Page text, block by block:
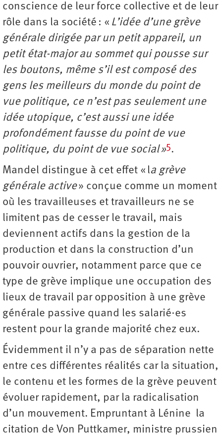
conscience de leur force collective et de leur
rôle dans la société : « L’idée d’une grève
générale dirigée par un petit appareil, un
petit état-major au sommet qui pousse sur
les boutons, même s’il est composé des
gens les meilleurs du monde du point de
vue politique, ce n’est pas seulement une
idée utopique, c’est aussi une idée
profondément fausse du point de vue
politique, du point de vue social »5.
Mandel distingue à cet effet « la grève
générale active» conçue comme un moment
où les travailleuses et travailleurs ne se
limitent pas de cesser le travail, mais
deviennent actifs dans la gestion de la
production et dans la construction d’un
pouvoir ouvrier, notamment parce que ce
type de grève implique une occupation des
lieux de travail par opposition à une grève
générale passive quand les salarié·es
restent pour la grande majorité chez eux.
Évidemment il n’y a pas de séparation nette
entre ces différentes réalités car la situation,
le contenu et les formes de la grève peuvent
évoluer rapidement, par la radicalisation
d’un mouvement. Empruntant à Lénine la
citation de Von Puttkamer, ministre prussien